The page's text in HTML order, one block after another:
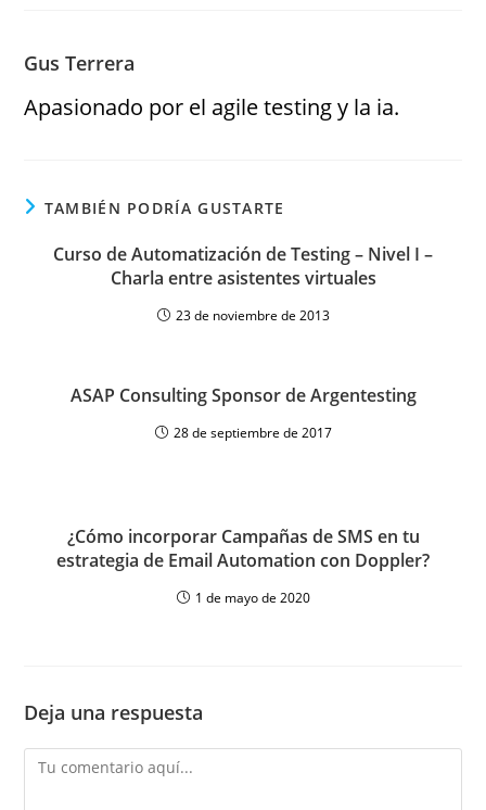
Gus Terrera
Apasionado por el agile testing y la ia.
TAMBIÉN PODRÍA GUSTARTE
Curso de Automatización de Testing – Nivel I –
Charla entre asistentes virtuales
23 de noviembre de 2013
ASAP Consulting Sponsor de Argentesting
28 de septiembre de 2017
¿Cómo incorporar Campañas de SMS en tu
estrategia de Email Automation con Doppler?
1 de mayo de 2020
Deja una respuesta